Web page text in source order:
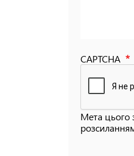
CAPTCHA
Мета цього